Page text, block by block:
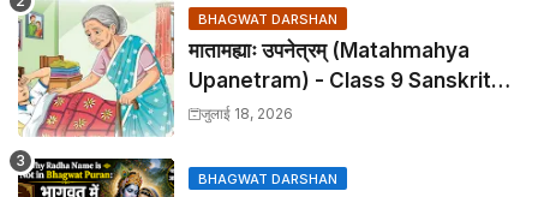
BHAGWAT DARSHAN
मातामह्याः उपनेत्रम् (Matahmahya
Upanetram) - Class 9 Sanskrit
Chapter 2 Translation &
जुलाई 18, 2026
BHAGWAT DARSHAN